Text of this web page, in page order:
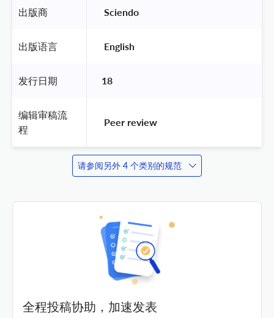
出版商 Sciendo
出版语言 English
发行日期 18
编辑审稿流
程
Peer review
请参阅另外 4 个类别的规范
全程投稿协助，加速发表